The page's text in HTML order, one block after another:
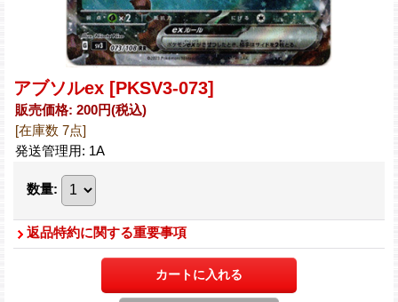
アブソルex [PKSV3-073]
販売価格: 200円(税込)
[在庫数 7点]
発送管理用: 1A
数量:
返品特約に関する重要事項